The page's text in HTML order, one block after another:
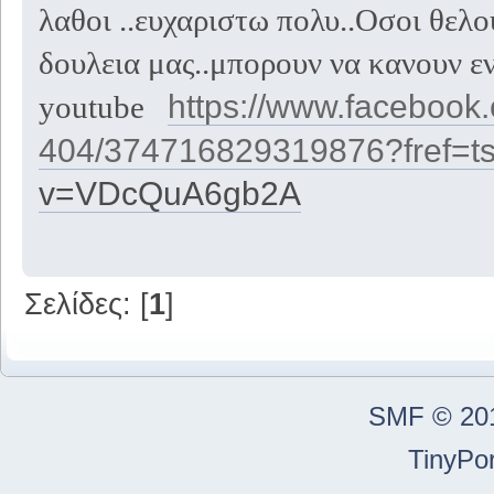
λαθοι ..ευχαριστω πολυ..Οσοι
δουλεια μας..μπορουν να κανουν
youtube https://
404/
v=VDcQuA6gb2A
Σελίδες: [1]
SMF ©